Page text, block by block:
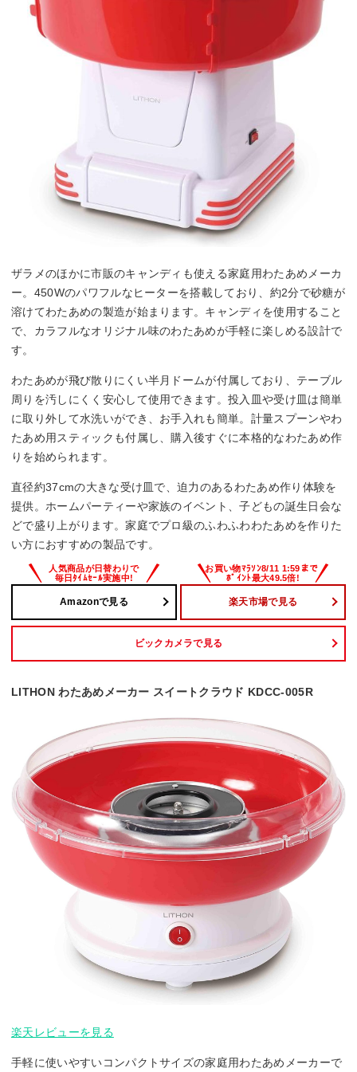
ザラメのほかに市販のキャンディも使える家庭用わたあめメーカ
ー。450Wのパワフルなヒーターを搭載しており、約2分で砂糖が
溶けてわたあめの製造が始まります。キャンディを使用すること
で、カラフルなオリジナル味のわたあめが手軽に楽しめる設計で
す。
わたあめが飛び散りにくい半月ドームが付属しており、テーブル
周りを汚しにくく安心して使用できます。投入皿や受け皿は簡単
に取り外して水洗いができ、お手入れも簡単。計量スプーンやわ
たあめ用スティックも付属し、購入後すぐに本格的なわたあめ作
りを始められます。
直径約37cmの大きな受け皿で、迫力のあるわたあめ作り体験を
提供。ホームパーティーや家族のイベント、子どもの誕生日会な
どで盛り上がります。家庭でプロ級のふわふわわたあめを作りた
い方におすすめの製品です。
Amazonで見る 楽天市場で見る
ビックカメラで見る
LITHON わたあめメーカー スイートクラウド KDCC-005R
楽天レビューを見る
手軽に使いやすいコンパクトサイズの家庭用わたあめメーカーで